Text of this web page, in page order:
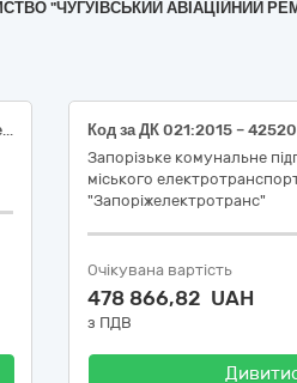
"ЧУГУЇВСЬКИЙ АВІАЦІЙНИЙ
Децентралізована припливно-витяжна система вентиляції повітря робочих приміщень з електричним нагрівом та автоматикою.
Запорізьке комунальне
міського
"Запоріжелектротранс"
Очікувана вартість
478 866,82 UAH
з ПДВ